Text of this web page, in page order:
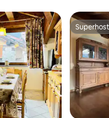
Superhost
Superhost